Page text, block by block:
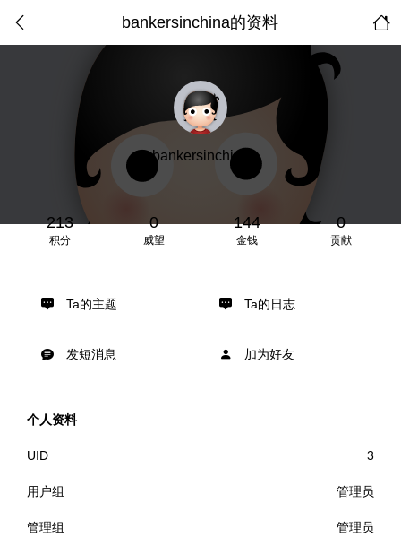
bankersinchina的资料
bankersinchina
213
积分
0
威望
144
金钱
0
贡献
Ta的主题 Ta的日志
发短消息 加为好友
个人资料
UID 3
用户组 管理员
管理组 管理员